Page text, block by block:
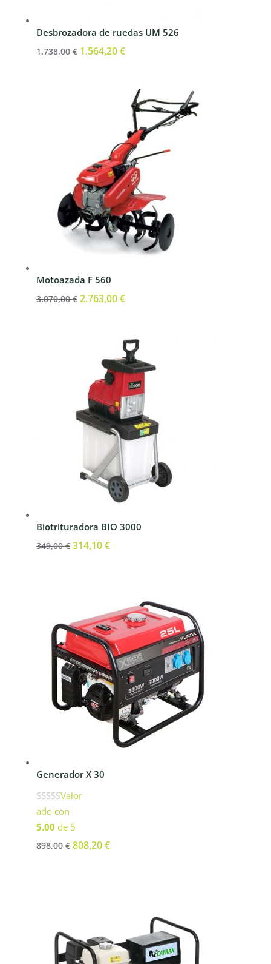
Desbrozadora de ruedas UM 526
1.738,00€ El
1.564,20€El
es:
1.564,20 €.
Motoazada F 560
3.070,00€ El
3.070,00 €.
2.763,00€El
es:
2.763,00 €.
Biotrituradora BIO 3000
349,00€ El
314,10€El
314,10 €.
Generador X 30
Valor
ado con
5.00 de 5
898,00€ El
808,20€El